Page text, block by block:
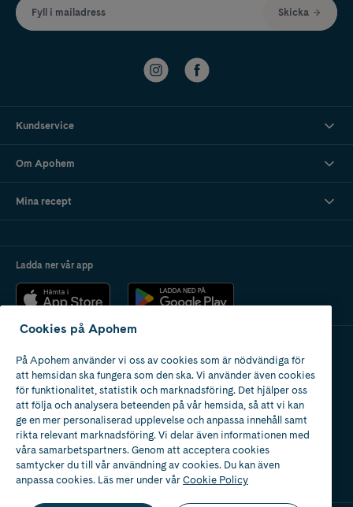
Fyll i mailadress Skicka
Kundservice
Om Apohem
Mina recept
Ladda ner vår app
Apotek med tillstånd
av Läkemedelsverket
Cookies på Apohem
På Apohem använder vi oss av cookies som är nödvändiga för
att hemsidan ska fungera som den ska. Vi använder även cookies
för funktionalitet, statistik och marknadsföring. Det hjälper oss
att följa och analysera beteenden på vår hemsida, så att vi kan
ge en mer personaliserad upplevelse och anpassa innehåll samt
rikta relevant marknadsföring. Vi delar även informationen med
våra samarbetspartners. Genom att acceptera cookies
samtycker du till vår användning av cookies. Du kan även
anpassa cookies. Läs mer under vårCookie Policy